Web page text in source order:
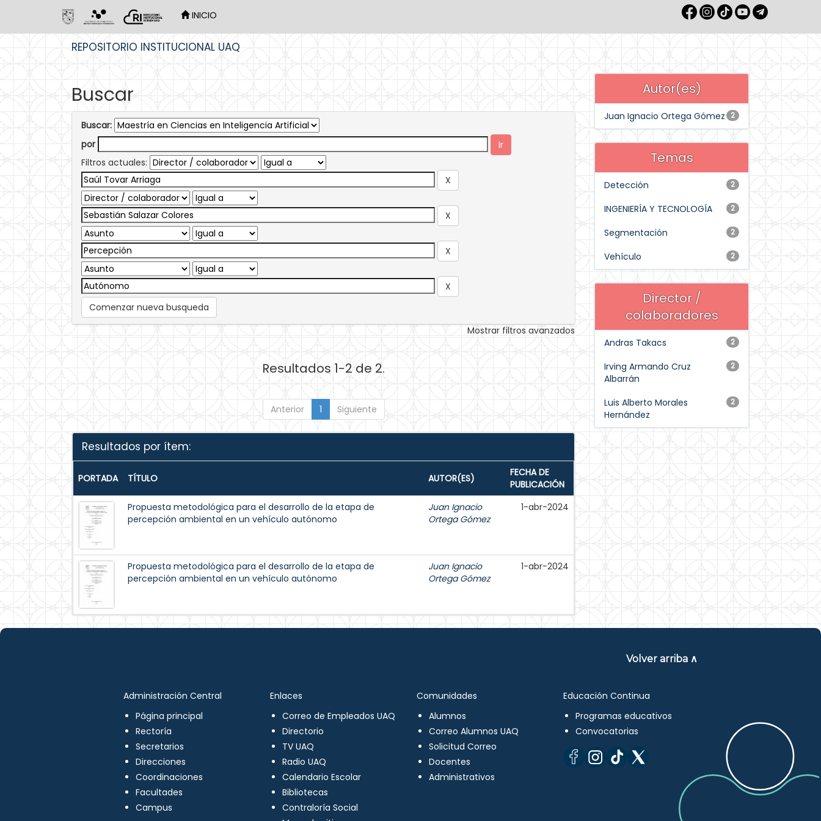
INICIO
REPOSITORIO INSTITUCIONAL UAQ
Buscar
Buscar:
por
Filtros actuales:
Comenzar nueva busqueda
Mostrar filtros avanzados
Resultados 1-2 de 2.
Anterior 1 Siguiente
Resultados por ítem:
PORTADA TÍTULO AUTOR(ES)
FECHA DE
PUBLICACIÓN
Propuesta metodológica para el desarrollo de la etapa de
percepción ambiental en un vehículo autónomo
Juan Ignacio
Ortega Gómez
1-abr-2024
Propuesta metodológica para el desarrollo de la etapa de
percepción ambiental en un vehículo autónomo
Juan Ignacio
Ortega Gómez
1-abr-2024
Autor(es)
2
Juan Ignacio Ortega Gómez
Temas
2
Detección
2
INGENIERÍA Y TECNOLOGÍA
2
Segmentación
2
Vehículo
Director /
colaboradores
2
Andras Takacs
2
Irving Armando Cruz
Albarrán
2
Luis Alberto Morales
Hernández
Volver arriba ∧
Administración Central
Página principal
Rectoría
Secretarios
Direcciones
Coordinaciones
Facultades
Campus
Enlaces
Correo de Empleados UAQ
Directorio
TV UAQ
Radio UAQ
Calendario Escolar
Bibliotecas
Contraloría Social
Comunidades
Alumnos
Correo Alumnos UAQ
Solicitud Correo
Docentes
Administrativos
Educación Continua
Programas educativos
Convocatorias